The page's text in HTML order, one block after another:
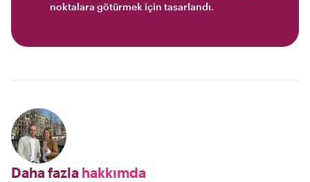
noktalara götürmek için tasarlandı.
Daha fazla hakkımda